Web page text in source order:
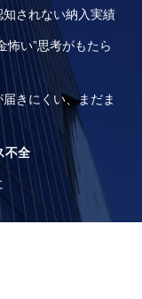
されない納入実績
怖い”思考がもたら
きにくい、まだま
不全